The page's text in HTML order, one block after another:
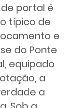
portal é
típico de
e
do Ponte
equipado
a
a